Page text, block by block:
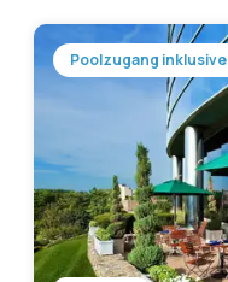
Poolzugang inklusive